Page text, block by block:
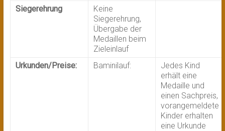
Siegerehrung
Keine
Siegerehrung,
Übergabe der
Medaillen beim
Zieleinlauf
Urkunden/Preise:
Baminilauf:
Jedes Kind
erhält eine
Medaille und
einen Sachpreis,
vorangemeldete
Kinder erhalten
eine Urkunde